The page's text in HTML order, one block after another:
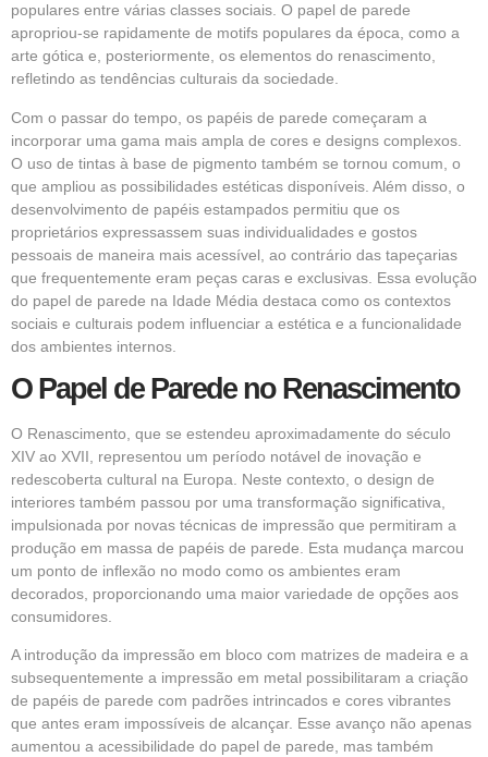
populares entre várias classes sociais. O papel de parede
apropriou-se rapidamente de motifs populares da época, como a
arte gótica e, posteriormente, os elementos do renascimento,
refletindo as tendências culturais da sociedade.
Com o passar do tempo, os papéis de parede começaram a
incorporar uma gama mais ampla de cores e designs complexos.
O uso de tintas à base de pigmento também se tornou comum, o
que ampliou as possibilidades estéticas disponíveis. Além disso, o
desenvolvimento de papéis estampados permitiu que os
proprietários expressassem suas individualidades e gostos
pessoais de maneira mais acessível, ao contrário das tapeçarias
que frequentemente eram peças caras e exclusivas. Essa evolução
do papel de parede na Idade Média destaca como os contextos
sociais e culturais podem influenciar a estética e a funcionalidade
dos ambientes internos.
O Papel de Parede no Renascimento
O Renascimento, que se estendeu aproximadamente do século
XIV ao XVII, representou um período notável de inovação e
redescoberta cultural na Europa. Neste contexto, o design de
interiores também passou por uma transformação significativa,
impulsionada por novas técnicas de impressão que permitiram a
produção em massa de papéis de parede. Esta mudança marcou
um ponto de inflexão no modo como os ambientes eram
decorados, proporcionando uma maior variedade de opções aos
consumidores.
A introdução da impressão em bloco com matrizes de madeira e a
subsequentemente a impressão em metal possibilitaram a criação
de papéis de parede com padrões intrincados e cores vibrantes
que antes eram impossíveis de alcançar. Esse avanço não apenas
aumentou a acessibilidade do papel de parede, mas também